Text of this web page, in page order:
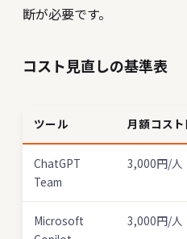
断が必要です。
コスト見直しの基準表
ツール 月額コス
ChatGPT
Team
3,000円/人
Microsoft
3,000円/人